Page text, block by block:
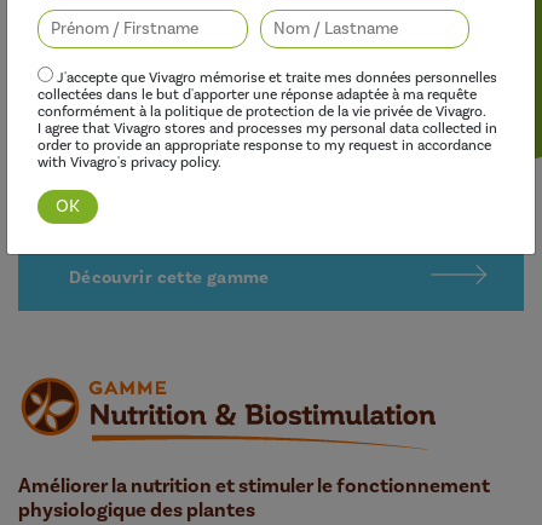
Découvrir cette gamme
Améliorer la nutrition et stimuler le fonctionnement
physiologique des plantes
J'accepte que Vivagro mémorise et traite mes données personnelles
collectées dans le but d'apporter une réponse adaptée à ma requête
conformément à la politique de protection de la vie privée de Vivagro.
I agree that Vivagro stores and processes my personal data collected in
order to provide an appropriate response to my request in accordance
with Vivagro's privacy policy.